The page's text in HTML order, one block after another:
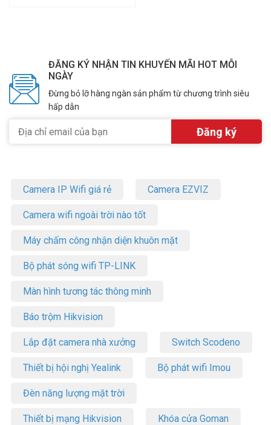
ĐĂNG KÝ NHẬN TIN KHUYẾN MÃI HOT MỖI
NGÀY
Đừng bỏ lỡ hàng ngàn sản phẩm từ chương trình siêu
hấp dẫn
Camera IP Wifi giá rẻ Camera EZVIZ
Camera wifi ngoài trời nào tốt
Máy chấm công nhận diện khuôn mặt
Bộ phát sóng wifi TP-LINK
Màn hình tương tác thông minh
Báo trộm Hikvision
Lắp đặt camera nhà xưởng Switch Scodeno
Thiết bị hội nghị Yealink Bộ phát wifi Imou
Đèn năng lượng mặt trời
Thiết bị mạng Hikvision Khóa cửa Goman